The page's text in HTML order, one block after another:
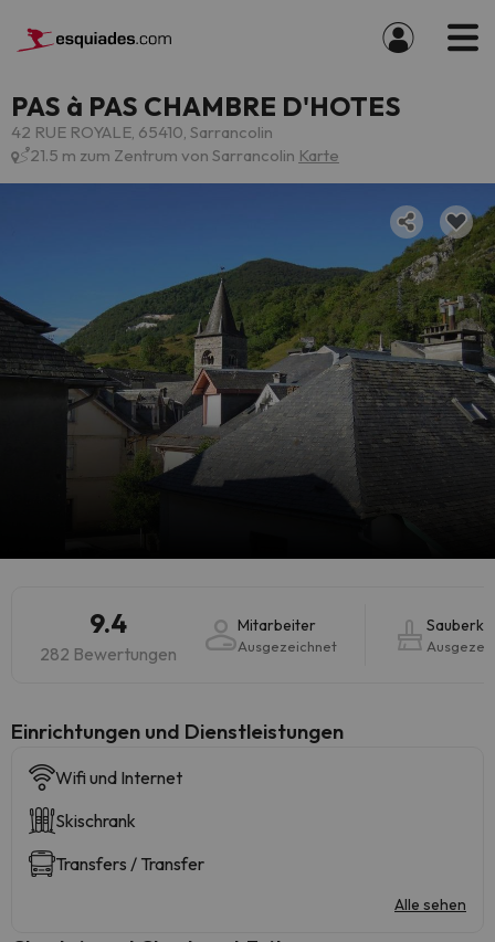
PAS à PAS CHAMBRE D'HOTES
42 RUE ROYALE, 65410, Sarrancolin
21.5 m zum Zentrum von Sarrancolin Karte
9.4
282 Bewertungen
Mitarbeiter
Ausgezeichnet
​Einrichtungen und Dienstleistungen
Wifi und Internet
Skischrank
Transfers / Transfer
Alle sehen